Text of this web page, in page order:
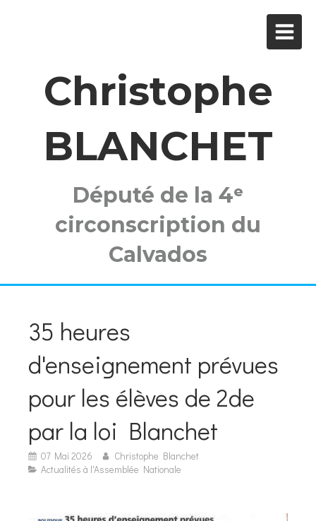
Christophe
BLANCHET
Député de la 4ᵉ
circonscription du
Calvados
35 heures
d'enseignement prévues
pour les élèves de 2de
par la loi Blanchet
07 Mai 2026
Christophe Blanchet
Actualités à l'Assemblée Nationale